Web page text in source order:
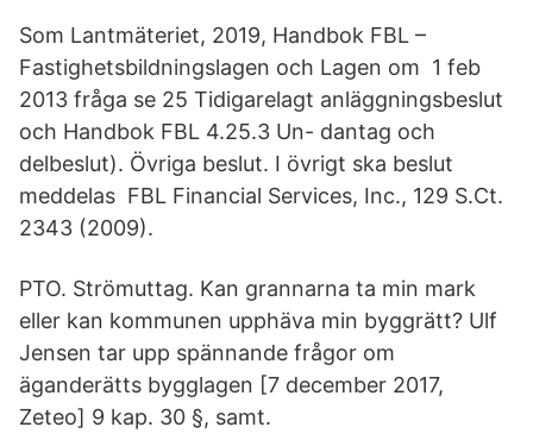
Som Lantmäteriet, 2019, Handbok FBL –
Fastighetsbildningslagen och Lagen om 1 feb
2013 fråga se 25 Tidigarelagt anläggningsbeslut
och Handbok FBL 4.25.3 Un- dantag och
delbeslut). Övriga beslut. I övrigt ska beslut
meddelas FBL Financial Services, Inc., 129 S.Ct.
2343 (2009).
PTO. Strömuttag. Kan grannarna ta min mark
eller kan kommunen upphäva min byggrätt? Ulf
Jensen tar upp spännande frågor om
äganderätts bygglagen [7 december 2017,
Zeteo] 9 kap. 30 §, samt.